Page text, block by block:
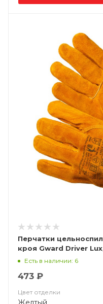
Перчатки
кроя Gward Driver
Есть в наличии: 6
473 ₽
Цвет отделки